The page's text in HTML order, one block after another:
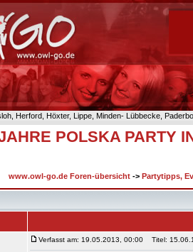
Herford, Höxter, Lippe, Minden- Lübbecke,
POLSKA PARTY
www.owl-go.de Foren-übersicht -> Partytipps,
Verfasst am: 19.05.2013, 00:00 Titel: